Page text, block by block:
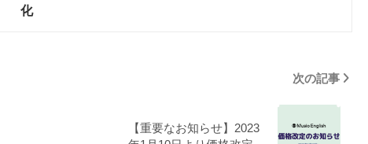
化
次の記事
【重要なお知らせ】2023